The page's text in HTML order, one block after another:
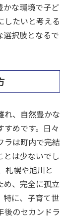
かな環境で子ど
したいと考える
選択肢となるで
れ、自然豊かな
めです。日々
ラは町内で完結
とは少ないでし
札幌や旭川と
め、完全に孤立
特に、子育て世
後のセカンドラ